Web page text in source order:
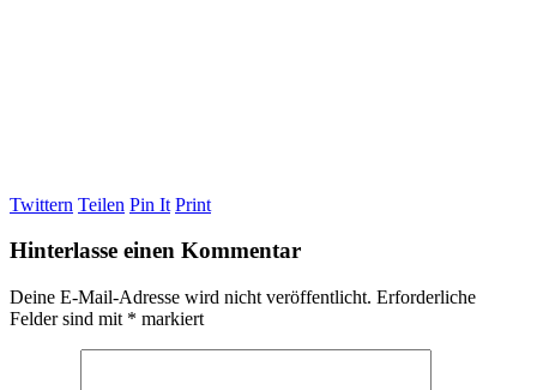
Twittern Teilen Pin It Print
Hinterlasse einen Kommentar
Deine E-Mail-Adresse wird nicht veröffentlicht. Erforderliche
Felder sind mit * markiert